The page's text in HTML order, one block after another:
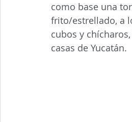
como base una
frito/estrellado, a
cubos y
casas de Yucatán.